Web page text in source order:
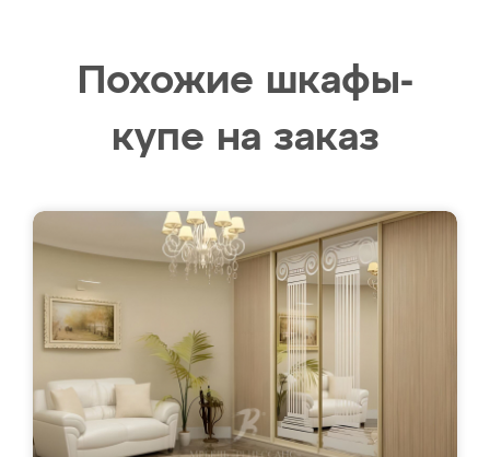
Похожие шкафы-
купе на заказ